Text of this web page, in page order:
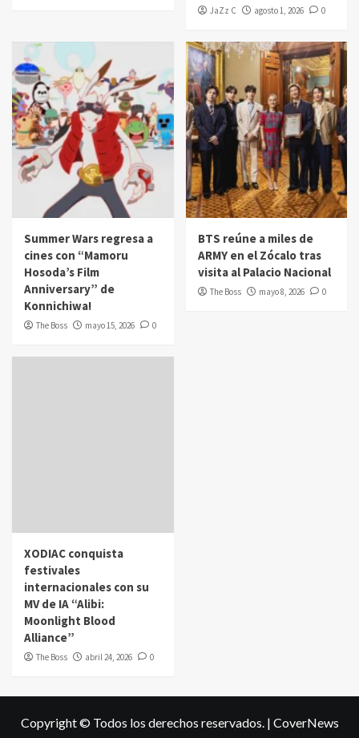
JaZz C agosto 1, 2026 0
Summer Wars regresa a
cines con “Mamoru
Hosoda’s Film
Anniversary” de
Konnichiwa!
The Boss mayo 15, 2026 0
BTS reúne a miles de
ARMY en el Zócalo tras
visita al Palacio Nacional
The Boss mayo 8, 2026 0
XODIAC conquista
festivales
internacionales con su
MV de IA “Alibi:
Moonlight Blood
Alliance”
The Boss abril 24, 2026 0
Copyright © Todos los derechos reservados. | CoverNews